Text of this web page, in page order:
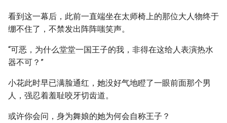
看到这一幕后，此前一直端坐在太师椅上的那位大人物终于
绷不住了，不禁发出阵阵嗤笑声。
“可恶，为什么堂堂一国王子的我，非得在这给人表演热水
器不可？”
小花此时早已满脸通红，她没好气地瞪了一眼前面那个男
人，强忍着羞耻咬牙切齿道。
或许你会问，身为舞娘的她为何会自称王子？